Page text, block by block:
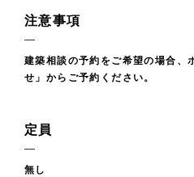
注意事項
建築相談の予約をご希望の場合、
せ」からご予約ください。
定員
無し